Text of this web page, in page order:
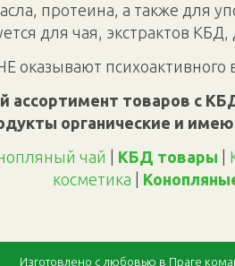
протеина, а также
для чая, экстрактов
оказывают
ассортимент товаров с
органические и
чай КБД товары
косметика
Изготовлено с любовью в Праге